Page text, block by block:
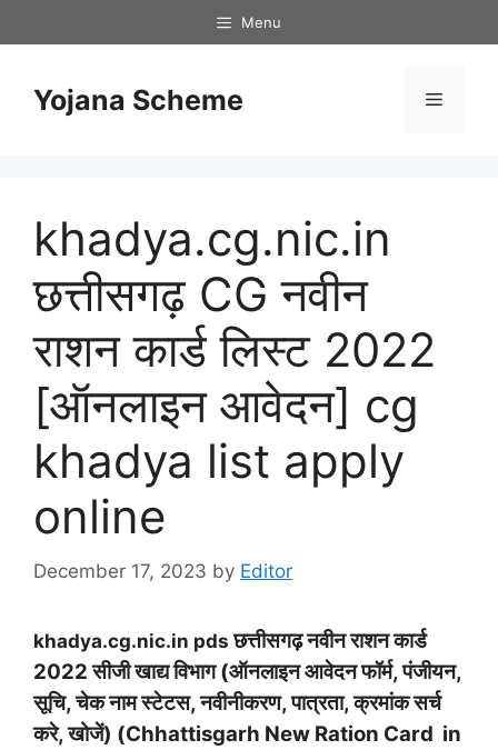
to
Menu
Yojana Scheme Menu
khadya.cg.nic.in
छत्तीसगढ़ CG नवीन
राशन कार्ड लिस्ट 2022
[ऑनलाइन आवेदन] cg
khadya list apply
online
December 17, 2023 by Editor
khadya.cg.nic.in pdsछत्तीसगढ़ नवीन राशन कार्ड
2022 सीजी खाद्य विभाग (ऑनलाइन आवेदन फॉर्म, पंजीयन,
सूचि, चेक नाम स्टेटस, नवीनीकरण, पात्रता, क्रमांक सर्च
करे, खोजें) (Chhattisgarh New Ration Card in